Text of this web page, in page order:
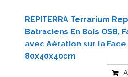
REPITERRA Terrarium
Batraciens En Bois OSB,
avec Aération sur la Face
80x40x40cm